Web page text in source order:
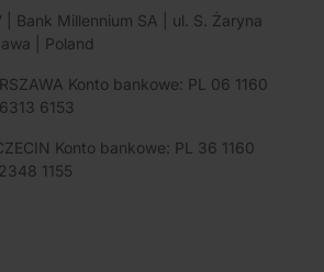
| Bank Millennium SA | ul. S. Żaryna
| Poland
Konto bankowe: PL 06 1160
6153
Konto bankowe: PL 36 1160
1155